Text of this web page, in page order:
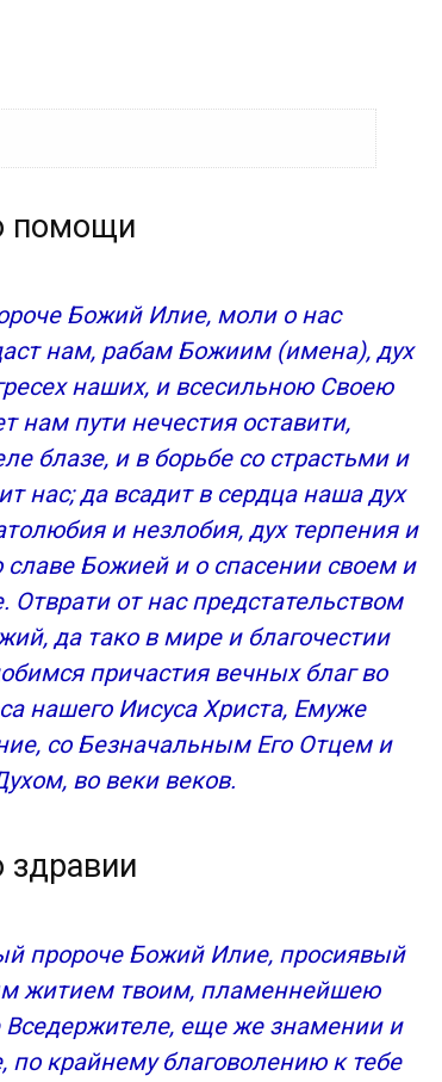
бездождия
помощи
Божий Илие, моли о нас
нам, рабам Божиим (имена), дух
наших, и всесильною Своею
нам пути нечестия оставити,
блазе, и в борьбе со страстьми и
нас; да всадит в сердца наша дух
и незлобия, дух терпения и
славе Божией и о спасении своем и
от нас предстательством
да тако в мире и благочестии
причастия вечных благ во
нашего Иисуса Христа, Емуже
со Безначальным Его Отцем и
во веки веков.
здравии
пророче Божий Илие, просиявый
житием твоим, пламеннейшею
Вседержителе, еще же знамении и
крайнему благоволению к тебе